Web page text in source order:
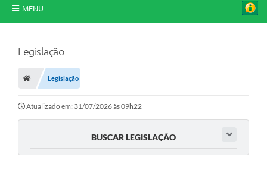
MENU
Transparência
Legislação
Editais
Ouvidoria
Legislação
Legislação
Atualizado em: 31/07/2026 às 09h22
BUSCAR LEGISLAÇÃO